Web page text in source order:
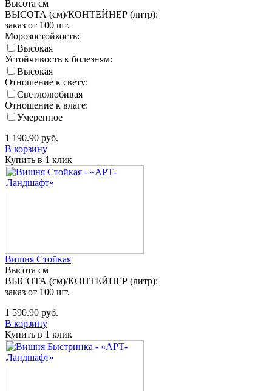
Высота см
ВЫСОТА (см)/КОНТЕЙНЕР (литр):
заказ от 100 шт.
Морозостойкость:
Высокая
Устойчивость к болезням:
Высокая
Отношение к свету:
Светлолюбивая
Отношение к влаге:
Умеренное
1 190.90 руб.
В корзину
Купить в 1 клик
Вишня Стойкая
Высота см
ВЫСОТА (см)/КОНТЕЙНЕР (литр):
заказ от 100 шт.
1 590.90 руб.
В корзину
Купить в 1 клик